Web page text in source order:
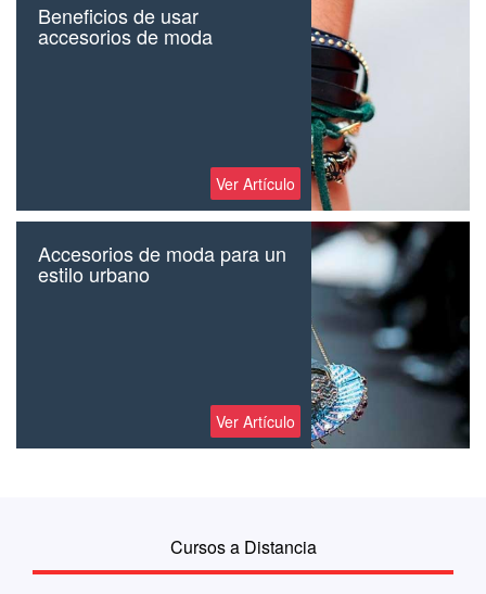
Beneficios de usar
accesorios de moda
Ver Artículo
Accesorios de moda para un
estilo urbano
Ver Artículo
Cursos a Distancia